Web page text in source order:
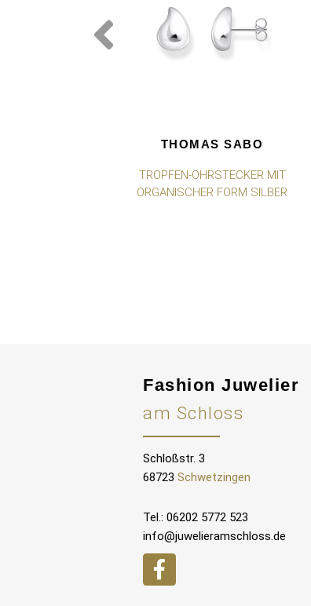
THOMAS SABO
TROPFEN-OHRSTECKER MIT
ORGANISCHER FORM SILBER
Fashion Juwelier
am Schloss
Schloßstr. 3
68723 Schwetzingen
Tel.: 06202 5772 523
info@juwelieramschloss.de